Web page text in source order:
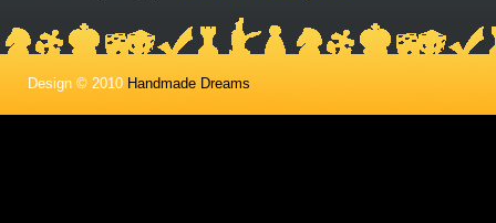
Design © 2010 Handmade Dreams